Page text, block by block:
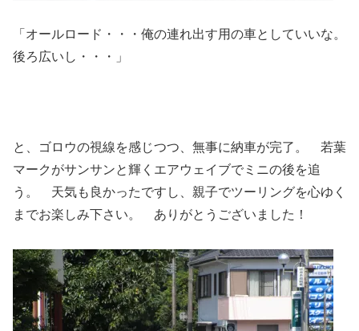
「オールロード・・・俺の連れ出す用の車としていいな。
後ろ広いし・・・」
と、ゴロウの視線を感じつつ、無事に納車が完了。 若葉
マークがサンサンと輝くエアウェイブでミニの後を追
う。 天気も良かったですし、親子でツーリングを心ゆく
までお楽しみ下さい。 ありがとうございました！